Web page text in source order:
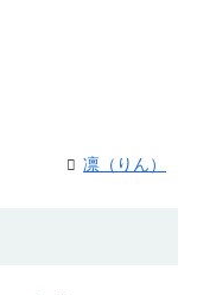
凛（りん）